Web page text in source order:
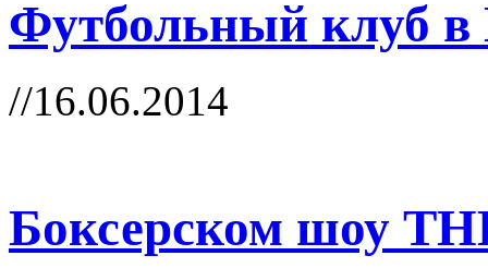
Футбольный клуб в
//16.06.2014
Боксерском шоу